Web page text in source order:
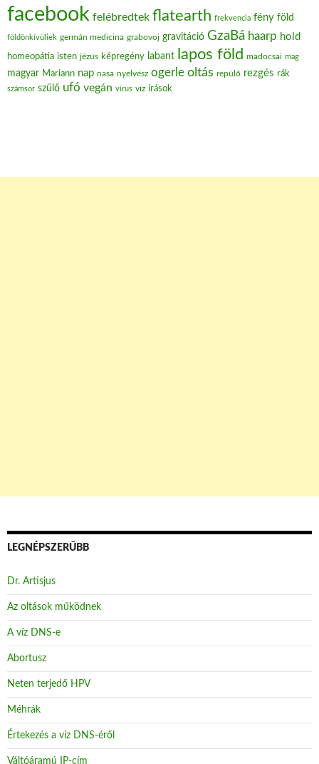
facebook felébredtek flatearth frekvencia fény föld
földönkívüliek germán medicina grabovoj gravitáció GzaBá haarp hold
homeopátia isten jézus képregény labant lapos föld madocsai mag
magyar Mariann nap nasa nyelvész ogerle oltás repülő rezgés rák
számsor szülő ufó vegán vírus víz írások
LEGNÉPSZERŰBB
Dr. Artisjus
Az oltások működnek
A víz DNS-e
Abortusz
Neten terjedő HPV
Méhrák
Értekezés a víz DNS-éről
Váltóáramú IP-cím